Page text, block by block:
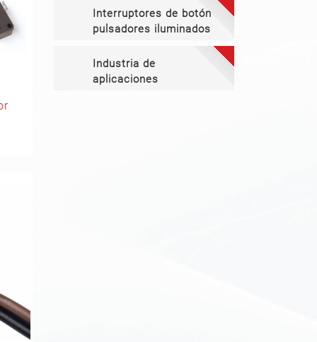
Interruptores de botón
pulsadores iluminados
Industria de
aplicaciones